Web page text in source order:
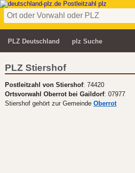
PLZ Deutschland plz Suche
PLZ Stiershof
Postleitzahl von Stiershof: 74420
Ortsvorwahl Oberrot bei Gaildorf: 07977
Stiershof gehört zur Gemeinde Oberrot